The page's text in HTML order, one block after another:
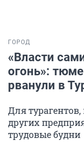
ГОРОД
«Власти
огонь»:
рванули в
Для
других
трудовые будни